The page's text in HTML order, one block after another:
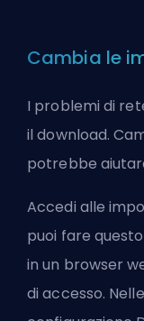
Cambia le
I problemi di
il download.
potrebbe
Accedi alle
puoi fare
in un browser
di accesso.